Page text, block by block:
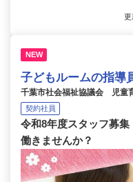
NEW
子どもルームの指導
千葉市社会福祉協議会 児童
契約社員
令和8年度スタッフ募
働きませんか？